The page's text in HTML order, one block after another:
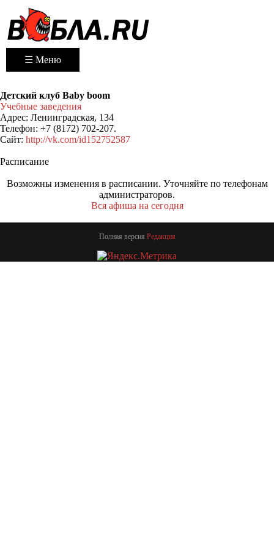
☰ Меню
Детский клуб Baby boom
Учебные заведения
Адрес: Ленинградская, 134
Телефон: +7 (8172) 702-207.
Сайт: http://vk.com/id152752587
Расписание
Возможны изменения в расписании. Уточняйте по телефонам
администраторов.
Вся афиша на сегодня
Полная версия Редакция